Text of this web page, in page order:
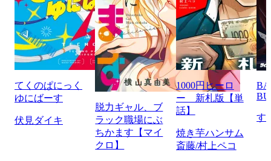
てくのぱにっく
ゆにばーす
伏見ダイキ
脱力ギャル、ブ
ラック職場にぶ
ちかます【マイ
クロ】
1000円ヒーロ
ー 新札版【単
話】
焼き芋ハンサム
斎藤/村上ペコ
す